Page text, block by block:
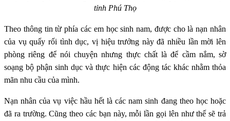
tỉnh Phú Thọ
Theo thông tin từ phía các em học sinh nam, được cho là nạn nhân
của vụ quấy rối tình dục, vị hiệu trưởng này đã nhiều lần mời lên
phòng riêng để nói chuyện nhưng thực chất là để cầm nắm, sờ
soạng bộ phận sinh dục và thực hiện các động tác khác nhằm thỏa
mãn nhu cầu của mình.
Nạn nhân của vụ việc hầu hết là các nam sinh đang theo học hoặc
đã ra trường. Cũng theo các bạn này, mỗi lần gọi lên như thế sẽ trả